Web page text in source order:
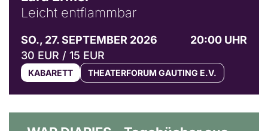
Leicht entflammbar
SO., 27. SEPTEMBER 2026
20:00 UHR
30 EUR / 15 EUR
KABARETT THEATERFORUM GAUTING E.V.